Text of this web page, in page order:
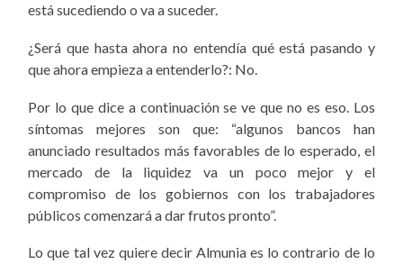
está sucediendo o va a suceder.
¿Será que hasta ahora no entendía qué está pasando y
que ahora empieza a entenderlo?: No.
Por lo que dice a continuación se ve que no es eso. Los
síntomas mejores son que: “algunos bancos han
anunciado resultados más favorables de lo esperado, el
mercado de la liquidez va un poco mejor y el
compromiso de los gobiernos con los trabajadores
públicos comenzará a dar frutos pronto”.
Lo que tal vez quiere decir Almunia es lo contrario de lo